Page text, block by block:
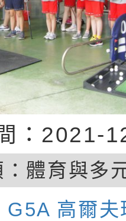
：2021-
體育與多
高爾夫